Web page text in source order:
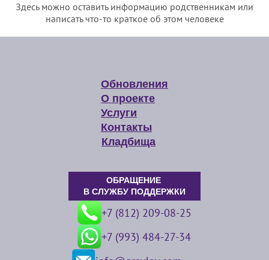
Здесь можно оставить информацию родственникам или
написать что-то краткое об этом человеке
Обновления
О проекте
Услуги
Контакты
Кладбища
ОБРАЩЕНИЕ
В СЛУЖБУ ПОДДЕРЖКИ
+7 (812) 209-08-25
+7 (993) 484-27-34